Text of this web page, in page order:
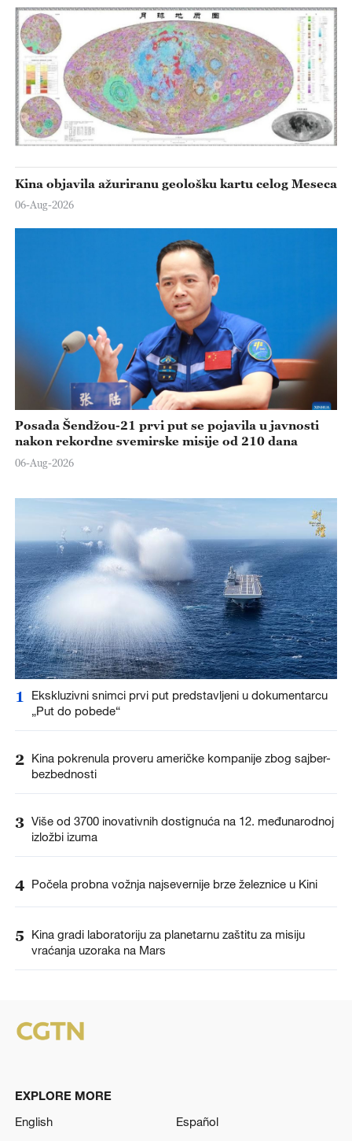
Kina objavila ažuriranu geološku kartu celog Meseca
06-Aug-2026
Posada Šendžou-21 prvi put se pojavila u javnosti
nakon rekordne svemirske misije od 210 dana
06-Aug-2026
1
Ekskluzivni snimci prvi put predstavljeni u dokumentarcu
„Put do pobede“
2 Kina pokrenula proveru američke kompanije zbog sajber-
bezbednosti
3 Više od 3700 inovativnih dostignuća na 12. međunarodnoj
izložbi izuma
4 Počela probna vožnja najsevernije brze železnice u Kini
5
Kina gradi laboratoriju za planetarnu zaštitu za misiju
vraćanja uzoraka na Mars
EXPLORE MORE
English
Español